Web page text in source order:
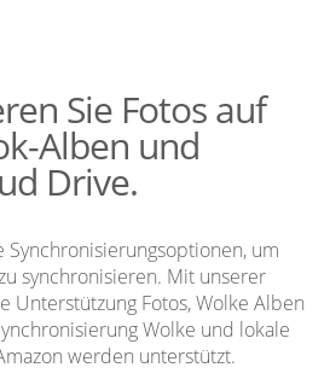
Sie Fotos auf
Alben und
Drive.
um
synchronisieren. Mit unserer
Unterstützung Fotos, Wolke Alben
Wolke und lokale
werden unterstützt.